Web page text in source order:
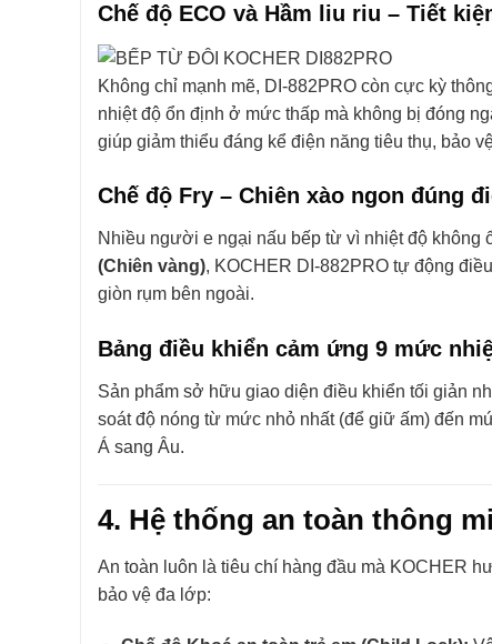
Chế độ ECO và Hầm liu riu – Tiết
Không chỉ mạnh mẽ, DI-882PRO còn cực kỳ
nhiệt độ ổn định ở mức thấp mà không bị đóng
giúp giảm thiểu đáng kể điện năng tiêu thụ, bảo
Chế độ Fry – Chiên xào ngon đúng
Nhiều người e ngại nấu bếp từ vì nhiệt độ không
(Chiên vàng), KOCHER DI-882PRO tự động
giòn rụm bên ngoài.
Bảng điều khiển cảm ứng 9 mức
Sản phẩm sở hữu giao diện điều khiển tối giản
soát độ nóng từ mức nhỏ nhất (để giữ ấm) đến
Á sang Âu.
4. Hệ thống an toàn thông
An toàn luôn là tiêu chí hàng đầu mà KOCHER
bảo vệ đa lớp: